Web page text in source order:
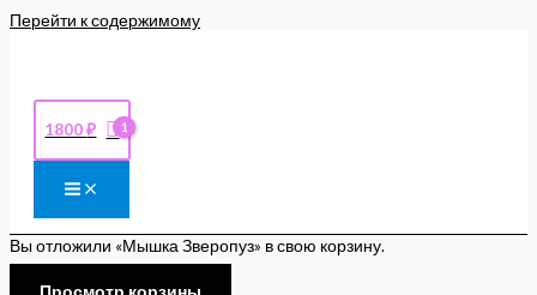
Перейти к содержимому
1800₽
Вы отложили «Мышка Зверопуз» в свою корзину.